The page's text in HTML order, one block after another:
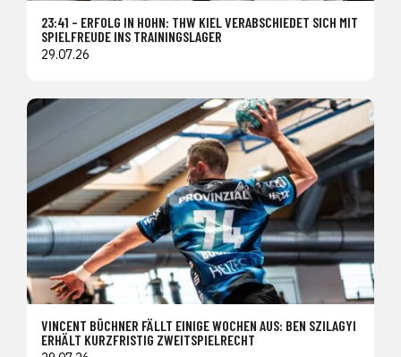
23:41 – ERFOLG IN HOHN: THW KIEL VERABSCHIEDET SICH MIT
SPIELFREUDE INS TRAININGSLAGER
29.07.26
VINCENT BÜCHNER FÄLLT EINIGE WOCHEN AUS: BEN SZILAGYI
ERHÄLT KURZFRISTIG ZWEITSPIELRECHT